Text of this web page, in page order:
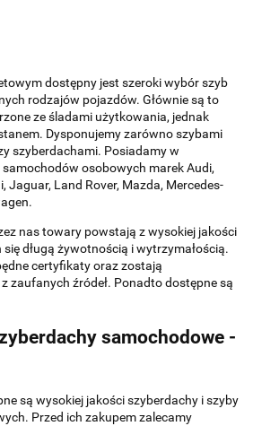
dostępny jest szeroki wybór szyb
rodzajów pojazdów. Głównie są to
ze śladami użytkowania, jednak
Dysponujemy zarówno szybami
szyberdachami. Posiadamy w
osobowych marek Audi,
Jaguar, Land Rover, Mazda, Mercedes-
nas towary powstają z wysokiej jakości
się długą żywotnością i wytrzymałością.
certyfikaty oraz zostają
zaufanych źródeł. Ponadto dostępne są
samochodowe -
są wysokiej jakości szyberdachy i szyby
Przed ich zakupem zalecamy